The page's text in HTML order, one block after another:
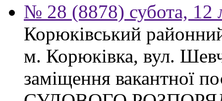
№ 28 (8878) субота, 12
Корюківський
м. Корюківка, вул.
заміщення вакантної